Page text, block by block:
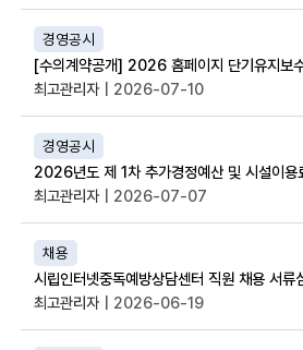
경영공시
최고관리자 | 2026-07-10
경영공시
2026년도 제 1차 추가경정예산 및 시설이용
최고관리자 | 2026-07-07
채용
시립인터넷중독예방상담센터 직원 채용 서류
최고관리자 | 2026-06-19